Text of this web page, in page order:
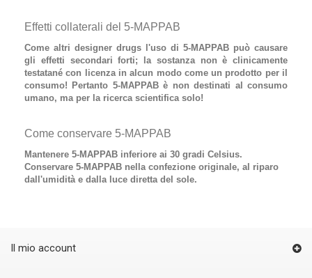
Effetti collaterali del 5-MAPPAB
Come altri designer drugs l'uso di 5-MAPPAB può causare
gli effetti secondari forti; la sostanza non è clinicamente
testatané con licenza in alcun modo come un prodotto per il
consumo! Pertanto 5-MAPPAB è non destinati al consumo
umano, ma per la ricerca scientifica solo!
Come conservare 5-MAPPAB
Mantenere 5-MAPPAB inferiore ai 30 gradi Celsius.
Conservare 5-MAPPAB nella confezione originale, al riparo
dall'umidità e dalla luce diretta del sole.
Il mio account